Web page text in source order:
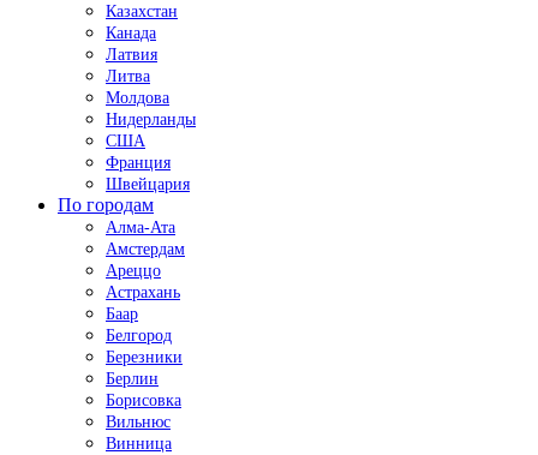
Казахстан
Канада
Латвия
Литва
Молдова
Нидерланды
США
Франция
Швейцария
По городам
Алма-Ата
Амстердам
Ареццо
Астрахань
Баар
Белгород
Березники
Берлин
Борисовка
Вильнюс
Винница